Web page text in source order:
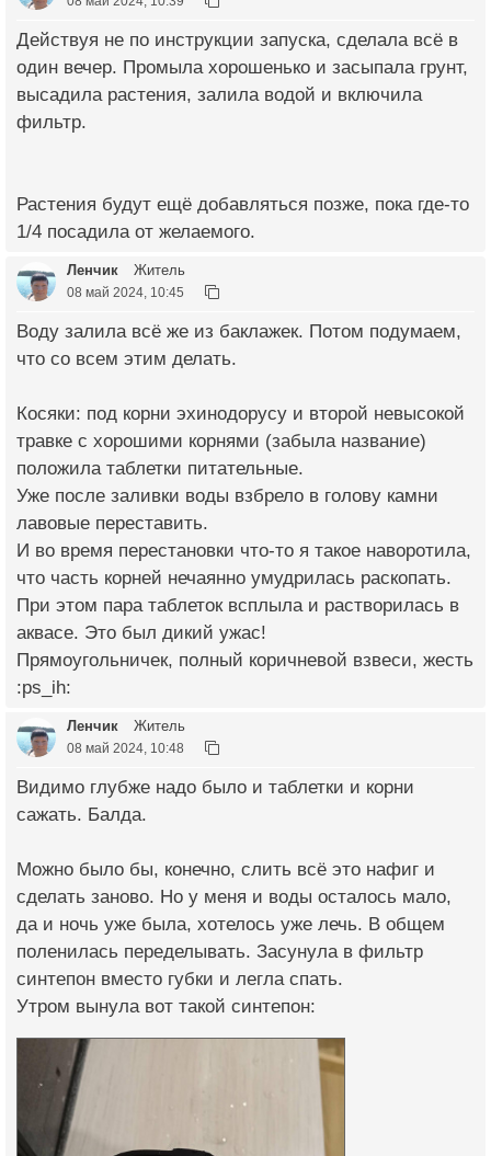
Действуя не по инструкции запуска, сделала всё в
один вечер. Промыла хорошенько и засыпала грунт,
высадила растения, залила водой и включила
фильтр.
Растения будут ещё добавляться позже, пока где-то
1/4 посадила от желаемого.
Ленчик Житель
08 май 2024, 10:45
Воду залила всё же из баклажек. Потом подумаем,
что со всем этим делать.
Косяки: под корни эхинодорусу и второй невысокой
травке с хорошими корнями (забыла название)
положила таблетки питательные.
Уже после заливки воды взбрело в голову камни
лавовые переставить.
И во время перестановки что-то я такое наворотила,
что часть корней нечаянно умудрилась раскопать.
При этом пара таблеток всплыла и растворилась в
аквасе. Это был дикий ужас!
Прямоугольничек, полный коричневой взвеси, жесть
:ps_ih:
Ленчик Житель
08 май 2024, 10:48
Видимо глубже надо было и таблетки и корни
сажать. Балда.
Можно было бы, конечно, слить всё это нафиг и
сделать заново. Но у меня и воды осталось мало,
да и ночь уже была, хотелось уже лечь. В общем
поленилась переделывать. Засунула в фильтр
синтепон вместо губки и легла спать.
Утром вынула вот такой синтепон: